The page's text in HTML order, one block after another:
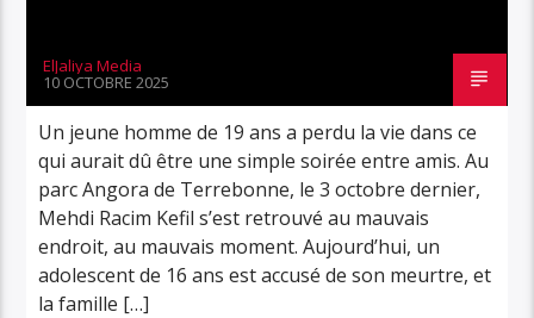
ElJaliya Media
10 OCTOBRE 2025
Un jeune homme de 19 ans a perdu la vie dans ce
qui aurait dû être une simple soirée entre amis. Au
parc Angora de Terrebonne, le 3 octobre dernier,
Mehdi Racim Kefil s’est retrouvé au mauvais
endroit, au mauvais moment. Aujourd’hui, un
adolescent de 16 ans est accusé de son meurtre, et
la famille […]